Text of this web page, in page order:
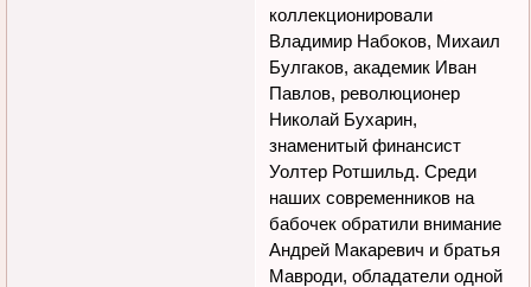
коллекционировали
Владимир Набоков, Михаил
Булгаков, академик Иван
Павлов, революционер
Николай Бухарин,
знаменитый финансист
Уолтер Ротшильд. Среди
наших современников на
бабочек обратили внимание
Андрей Макаревич и братья
Мавроди, обладатели одной